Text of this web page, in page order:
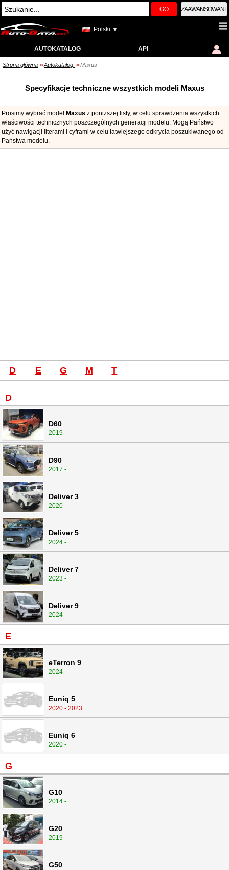
GO ZAAWANSOWANE
Polski ▼
AUTOKATALOG API
Strona główna >> Autokatalog >> Maxus
Specyfikacje techniczne wszystkich modeli Maxus
Prosimy wybrać model Maxus z poniższej listy, w celu sprawdzenia wszystkich
właściwości technicznych poszczególnych generacji modelu. Mogą Państwo
użyć nawigacji literami i cyframi w celu łatwiejszego odkrycia poszukiwanego od
Państwa modelu.
D E G M T
D
D60
2019 -
D90
2017 -
Deliver 3
2020 -
Deliver 5
2024 -
Deliver 7
2023 -
Deliver 9
2024 -
E
eTerron 9
2024 -
Euniq 5
2020 - 2023
Euniq 6
2020 -
G
G10
2014 -
G20
2019 -
G50